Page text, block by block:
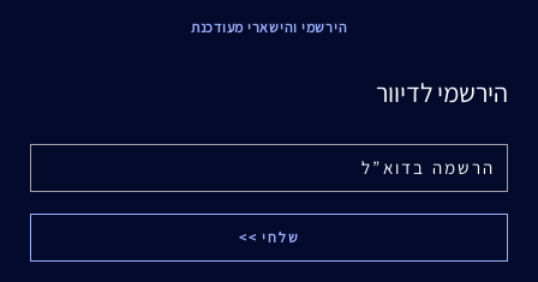
הירשמי והישארי מעודכנת
הירשמי לדיוור